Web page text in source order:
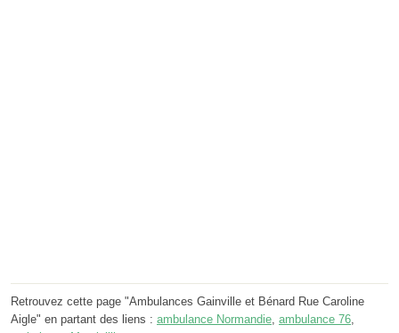
Retrouvez cette page "Ambulances Gainville et Bénard Rue Caroline
Aigle" en partant des liens : ambulance Normandie ambulance 76